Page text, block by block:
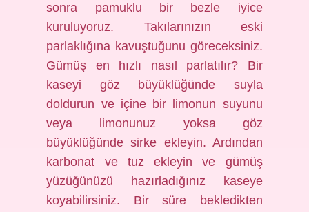
sonra pamuklu bir bezle iyice
kuruluyoruz. Takılarınızın eski
parlaklığına kavuştuğunu göreceksiniz.
Gümüş en hızlı nasıl parlatılır? Bir
kaseyi göz büyüklüğünde suyla
doldurun ve içine bir limonun suyunu
veya limonunuz yoksa göz
büyüklüğünde sirke ekleyin. Ardından
karbonat ve tuz ekleyin ve gümüş
yüzüğünüzü hazırladığınız kaseye
koyabilirsiniz. Bir süre bekledikten